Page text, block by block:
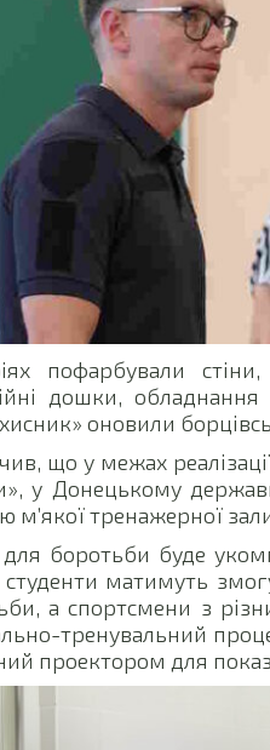
пофарбували
дошки, обладнання
оновили
що у межах
у Донецькому
тренажерної
боротьби буде
матимуть
а спортсмени з
тренувальний
проектором для